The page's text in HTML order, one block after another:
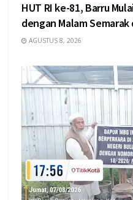
HUT RI ke-81, Barru
dengan Malam Semarak
AGUSTUS 8, 2026